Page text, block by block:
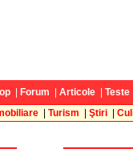
Forum Articole Teste
Turism Ştiri